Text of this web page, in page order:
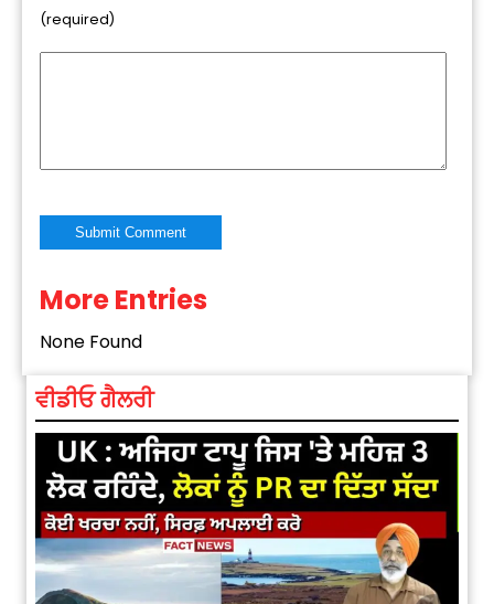
(required)
Alternative:
More Entries
None Found
ਵੀਡੀਓ ਗੈਲਰੀ